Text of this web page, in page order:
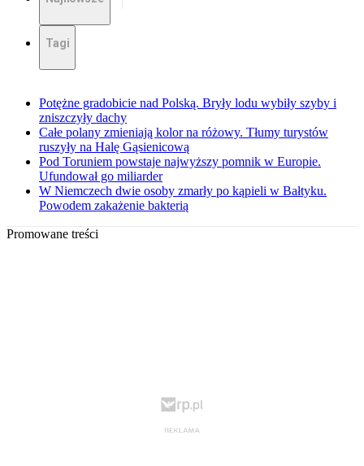
Tagi
Potężne gradobicie nad Polską. Bryły lodu wybiły szyby i
zniszczyły dachy
Całe polany zmieniają kolor na różowy. Tłumy turystów
ruszyły na Halę Gąsienicową
Pod Toruniem powstaje najwyższy pomnik w Europie.
Ufundował go miliarder
W Niemczech dwie osoby zmarły po kąpieli w Bałtyku.
Powodem zakażenie bakterią
Promowane treści